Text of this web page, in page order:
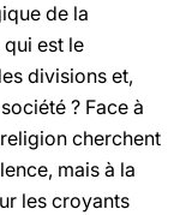
de la
est le
divisions et,
? Face à
cherchent
mais à la
les croyants